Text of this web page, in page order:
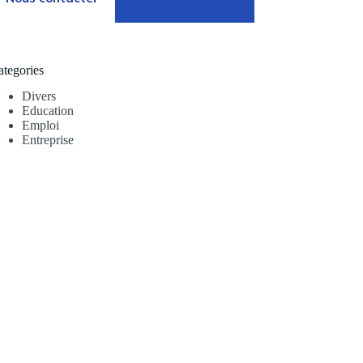
Divers
Education
Emploi
Entreprise